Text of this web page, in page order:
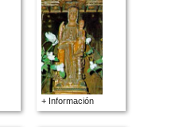
+ Información